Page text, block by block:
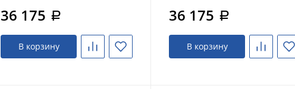
36 175 a
В корзину
36 175 a
В корзину